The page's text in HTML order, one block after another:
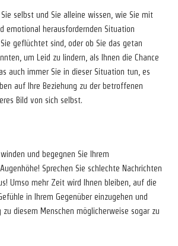
selbst und Sie alleine wissen, wie Sie mit
emotional herausfordernden Situation
geflüchtet sind, oder ob Sie das getan
um Leid zu lindern, als Ihnen die Chance
auch immer Sie in dieser Situation tun, es
auf Ihre Beziehung zu der betroffenen
Bild von sich selbst.
und begegnen Sie Ihrem
Sprechen Sie schlechte Nachrichten
Umso mehr Zeit wird Ihnen bleiben, auf die
in Ihrem Gegenüber einzugehen und
zu diesem Menschen möglicherweise sogar zu